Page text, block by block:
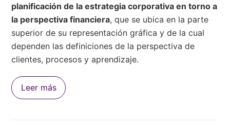
planificación de la estrategia corporativa en torno a
la perspectiva financiera, que se ubica en la parte
superior de su representación gráfica y de la cual
dependen las definiciones de la perspectiva de
clientes, procesos y aprendizaje.
Leer más